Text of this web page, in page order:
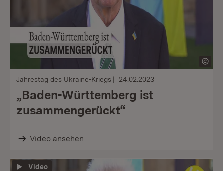
Jahrestag des Ukraine-Kriegs 24.02.2023
„Baden-Württemberg ist
zusammengerückt“
Video ansehen
Video